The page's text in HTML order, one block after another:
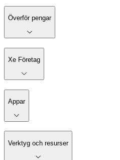
Överför pengar
Xe Företag
Appar
Verktyg och resurser